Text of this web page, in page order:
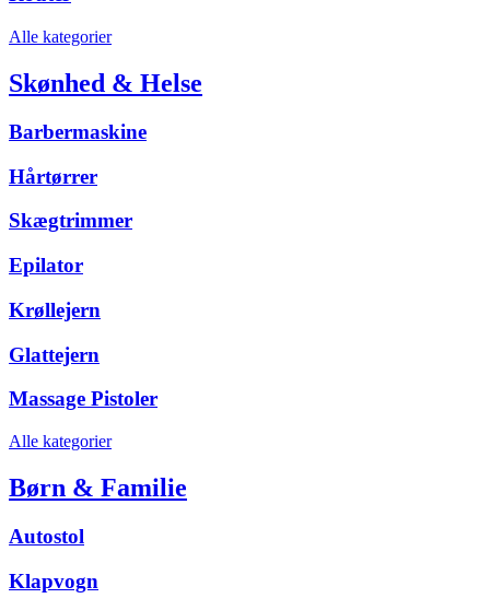
Alle kategorier
Skønhed & Helse
Barbermaskine
Hårtørrer
Skægtrimmer
Epilator
Krøllejern
Glattejern
Massage Pistoler
Alle kategorier
Børn & Familie
Autostol
Klapvogn